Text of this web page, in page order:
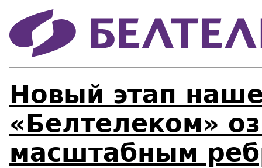
Новый этап
«Белтелеком»
масштабным